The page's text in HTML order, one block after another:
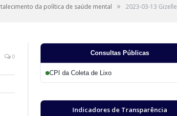
da política de saúde mental » 2023-03-13 Gizelle
0 Consultas Públicas
CPI da Coleta de Lixo
Indicadores de Transparência